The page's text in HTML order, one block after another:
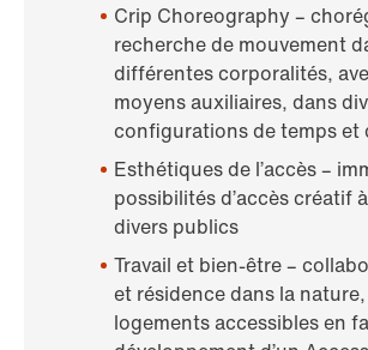
Crip Choreography –
recherche de mouvement
différentes corporalités,
moyens auxiliaires, dans
configurations de temps et
Esthétiques de l’accès –
possibilités d’accès créatif
divers publics
Travail et bien-être –
et résidence dans la
logements accessibles en